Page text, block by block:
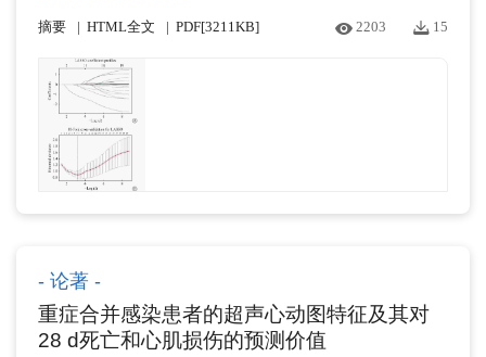
摘要 HTML全文 PDF[3211KB] 2203 15
论著
重症合并感染患者的超声心动图特征及其对
28 d死亡和心肌损伤的预测价值